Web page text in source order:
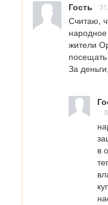
Гость
Считаю,
жители
За
в